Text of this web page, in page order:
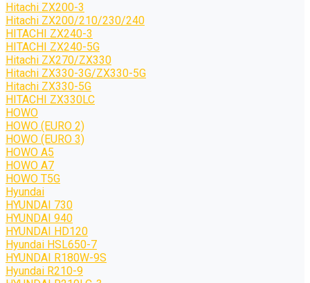
Hitachi ZX200-3
Hitachi ZX200/210/230/240
HITACHI ZX240-3
HITACHI ZX240-5G
Hitachi ZX270/ZX330
Hitachi ZX330-3G/ZX330-5G
Hitachi ZX330-5G
HITACHI ZX330LC
HOWO
HOWO (EURO 2)
HOWO (EURO 3)
HOWO A5
HOWO A7
HOWO T5G
Hyundai
HYUNDAI 730
HYUNDAI 940
HYUNDAI HD120
Hyundai HSL650-7
HYUNDAI R180W-9S
Hyundai R210-9